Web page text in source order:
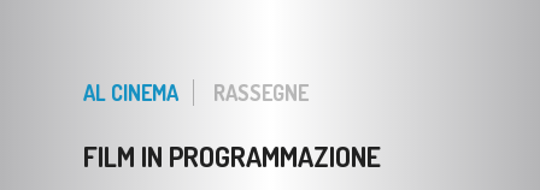
FILM IN PROGRAMMAZIONE